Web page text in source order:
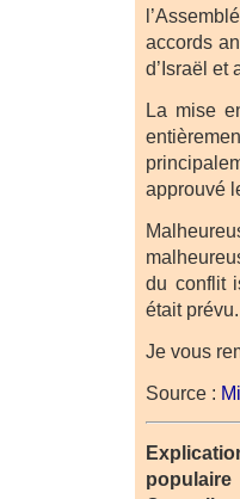
accords
d’Israël et
La mise
approuvé
du conflit
était
Je vous
Source :